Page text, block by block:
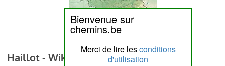
Bienvenue sur
chemins.be
Merci de lire lesconditions
d'utilisation